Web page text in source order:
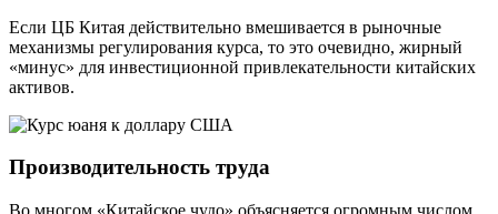
Если ЦБ Китая действительно вмешивается в рыночные
механизмы регулирования курса, то это очевидно, жирный
«минус» для инвестиционной привлекательности китайских
активов.
Производительность труда
Во многом «Китайское чудо» объясняется огромным числом